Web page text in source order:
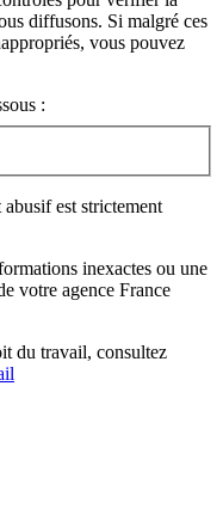
diffusons. Si malgré ces
vous pouvez
:
est strictement
inexactes ou une
votre agence France
du travail, consultez